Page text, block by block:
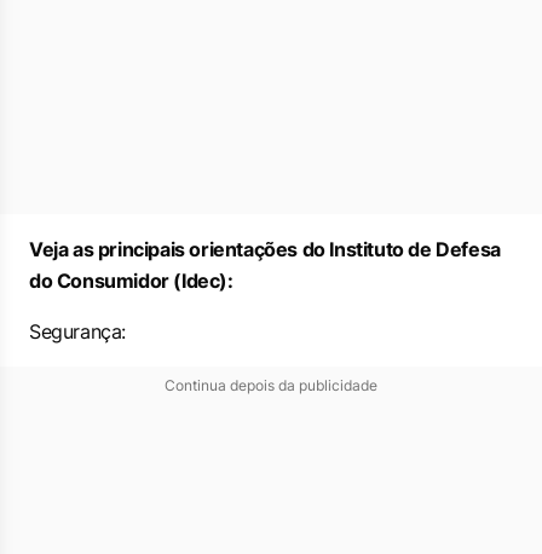
Veja as principais orientações do Instituto de Defesa
do Consumidor (Idec):
Segurança:
Continua depois da publicidade